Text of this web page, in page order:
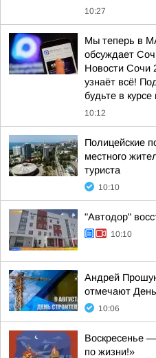
10:27
Мы теперь в
обсуждает
Новости Сочи
узнаёт всё!
будьте в
10:12
Полицейские
местного
туриста
10:10
"Автодор"
10:10
Андрей
отмечают
10:06
Воскресенье
по жизни!»